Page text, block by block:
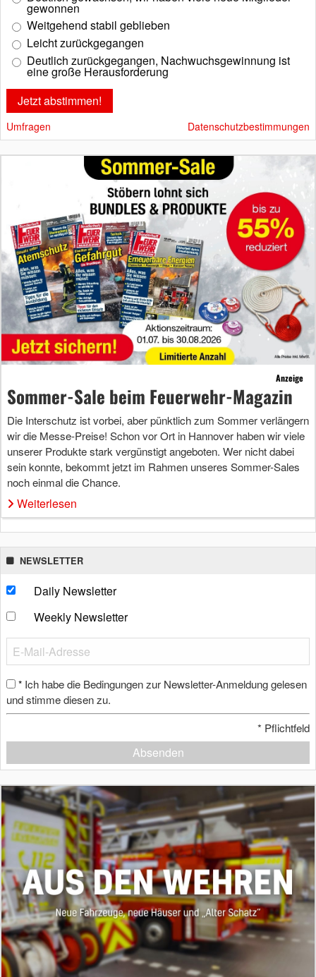
gewonnen
Weitgehend stabil geblieben
Leicht zurückgegangen
Deutlich zurückgegangen, Nachwuchsgewinnung ist
eine große Herausforderung
Umfragen Datenschutzbestimmungen
Anzeige
Sommer-Sale beim Feuerwehr-Magazin
Die Interschutz ist vorbei, aber pünktlich zum Sommer verlängern
wir die Messe-Preise! Schon vor Ort in Hannover haben wir viele
unserer Produkte stark vergünstigt angeboten. Wer nicht dabei
sein konnte, bekommt jetzt im Rahmen unseres Sommer-Sales
noch einmal die Chance.
Weiterlesen
NEWSLETTER
Daily Newsletter
Weekly Newsletter
* Ich habe die Bedingungen zur Newsletter-Anmeldung gelesen
und stimme diesen zu.
* Pflichtfeld
Absenden